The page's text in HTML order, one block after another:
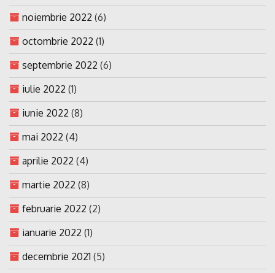
noiembrie 2022 (6)
octombrie 2022 (1)
septembrie 2022 (6)
iulie 2022 (1)
iunie 2022 (8)
mai 2022 (4)
aprilie 2022 (4)
martie 2022 (8)
februarie 2022 (2)
ianuarie 2022 (1)
decembrie 2021 (5)